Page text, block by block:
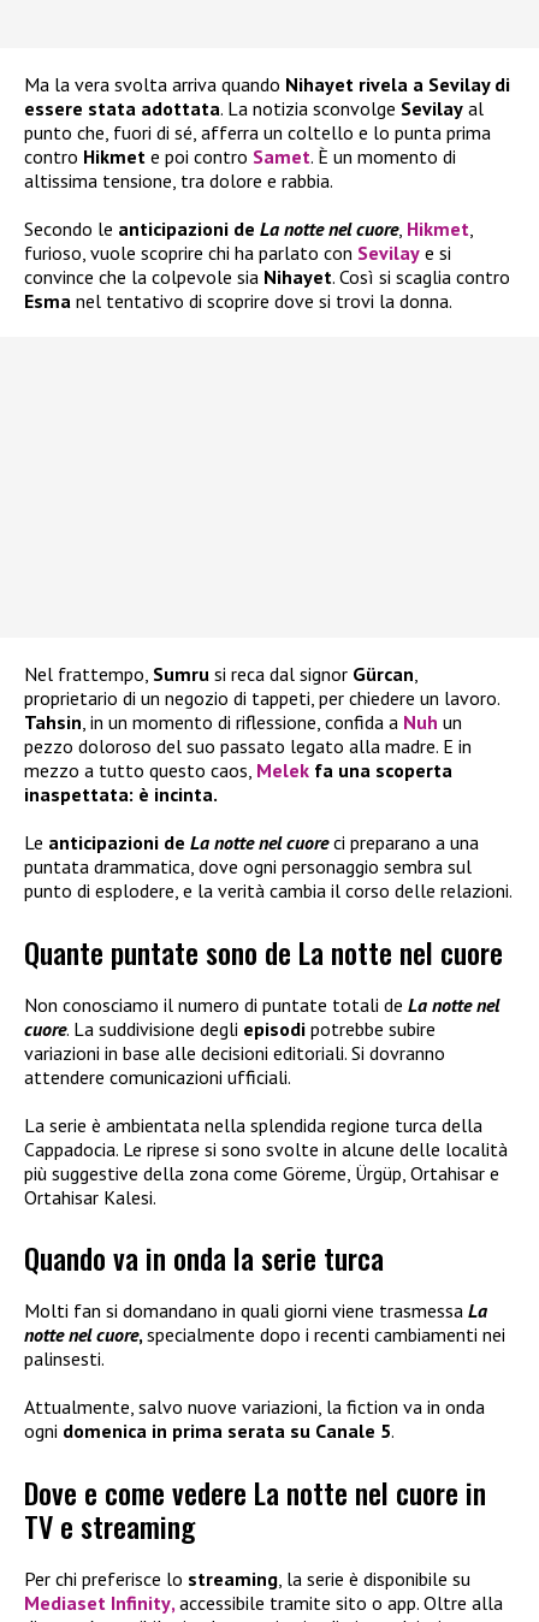
Ma la vera svolta arriva quando Nihayet rivela a Sevilay di
essere stata adottata. La notizia sconvolge Sevilay al
punto che, fuori di sé, afferra un coltello e lo punta prima
contro Hikmet e poi contro Samet. È un momento di
altissima tensione, tra dolore e rabbia.
Secondo le anticipazioni de La notte nel cuore, Hikmet,
furioso, vuole scoprire chi ha parlato con Sevilay e si
convince che la colpevole sia Nihayet. Così si scaglia contro
Esma nel tentativo di scoprire dove si trovi la donna.
Nel frattempo, Sumru si reca dal signor Gürcan,
proprietario di un negozio di tappeti, per chiedere un lavoro.
Tahsin, in un momento di riflessione, confida a Nuh un
pezzo doloroso del suo passato legato alla madre. E in
mezzo a tutto questo caos, Melek fa una scoperta
inaspettata: è incinta.
Le anticipazioni de La notte nel cuoreci preparano a una
puntata drammatica, dove ogni personaggio sembra sul
punto di esplodere, e la verità cambia il corso delle relazioni.
Quante puntate sono de La notte nel cuore
Non conosciamo il numero di puntate totali de La notte nel
cuore. La suddivisione degli episodi potrebbe subire
variazioni in base alle decisioni editoriali. Si dovranno
attendere comunicazioni ufficiali.
La serie è ambientata nella splendida regione turca della
Cappadocia. Le riprese si sono svolte in alcune delle località
più suggestive della zona come Göreme, Ürgüp, Ortahisar e
Ortahisar Kalesi.
Quando va in onda la serie turca
Molti fan si domandano in quali giorni viene trasmessa La
notte nel cuore,specialmente dopo i recenti cambiamenti nei
palinsesti.
Attualmente, salvo nuove variazioni, la fiction va in onda
ogni domenica in prima serata su Canale 5.
Dove e come vedere La notte nel cuore in
TV e streaming
Per chi preferisce lo streaming , la serie è disponibile su
Mediaset Infinity, accessibile tramite sito o app. Oltre alla